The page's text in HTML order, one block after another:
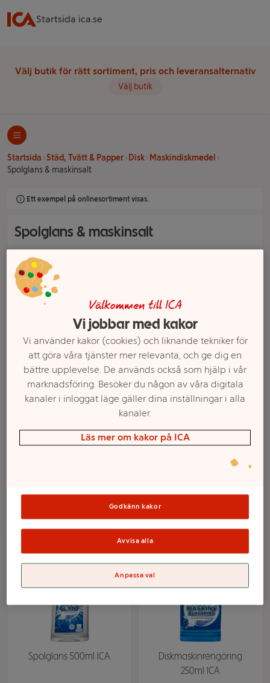
Startsida ica.se
Välj butik för rätt sortiment, pris och leveransalternativ
Välj butik
Startsida Städ, Tvätt & Papper Disk
Maskindiskmedel
Spolglans & maskinsalt
Ett exempel på onlinesortiment visas.
Spolglans & maskinsalt
Filter
Odour-control Gel
900ml Miljömärkt Finish
Välj butik
Dubbelverkande 250ml
Finish
Välj butik
Spolglans 500ml ICA
Diskmaskinrengöring
250ml ICA
Välkommen till ICA
Vi jobbar med kakor
Vi använder kakor (cookies) och liknande tekniker för
att göra våra tjänster mer relevanta, och ge dig en
bättre upplevelse. De används också som hjälp i vår
marknadsföring. Besöker du någon av våra digitala
kanaler i inloggat läge gäller dina inställningar i alla
kanaler.
Läs mer om kakor på ICA
Godkänn kakor
Avvisa alla
Anpassa val